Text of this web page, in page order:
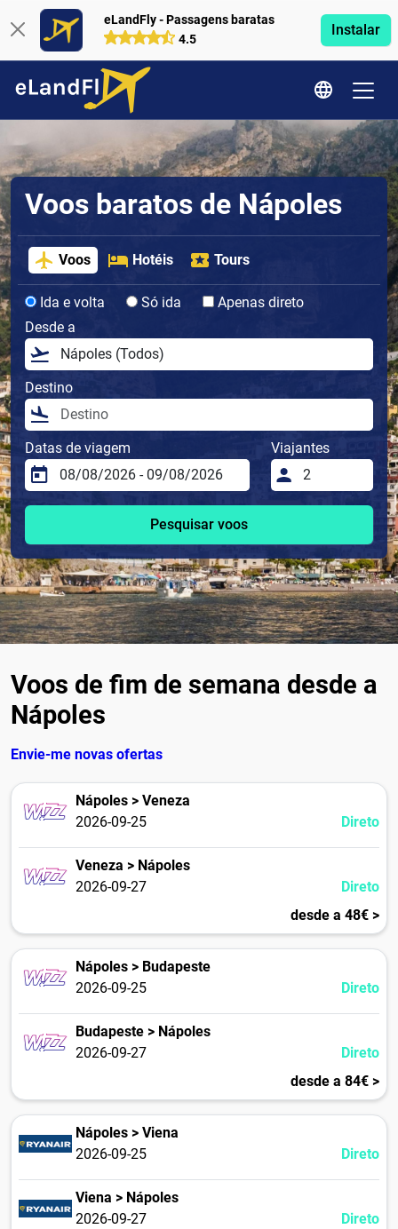
eLandFly - Passagens baratas
4.5
Instalar
Voos baratos de Nápoles
Voos Hotéis Tours
Ida e volta Só ida
Apenas direto
Desde a
Destino
Datas de viagem Viajantes
Pesquisar voos
Voos de fim de semana desde a
Nápoles
Envie-me novas ofertas
Nápoles > Veneza
2026-09-25
Direto
Veneza > Nápoles
2026-09-27
Direto
desde a 48€ >
Nápoles > Budapeste
2026-09-25
Direto
Budapeste > Nápoles
2026-09-27
Direto
desde a 84€ >
Nápoles > Viena
2026-09-25
Direto
Viena > Nápoles
2026-09-27
Direto